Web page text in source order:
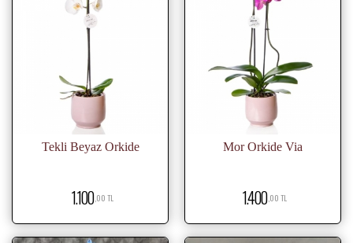
Tekli Beyaz Orkide
1.100,00 TL
Mor Orkide Via
1.400 ,00 TL